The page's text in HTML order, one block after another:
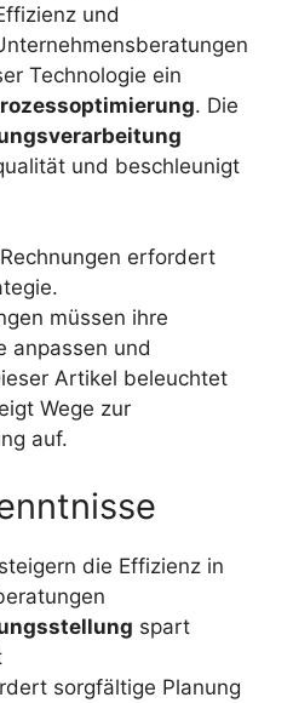
und
Technologie ein
. Die
und beschleunigt
erfordert
müssen ihre
anpassen und
Artikel beleuchtet
Wege zur
auf.
die Effizienz in
spart
sorgfältige Planung